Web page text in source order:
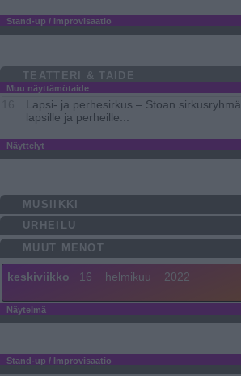
Stand-up / Improvisaatio
TEATTERI & TAIDE
Muu näyttämötaide
Lapsi- ja perhesirkus – Stoan sirkusryhmä
lapsille ja perheille
Näyttelyt
MUSIIKKI
URHEILU
MUUT MENOT
keskiviikko 16 helmikuu 2022
Näytelmä
Stand-up / Improvisaatio